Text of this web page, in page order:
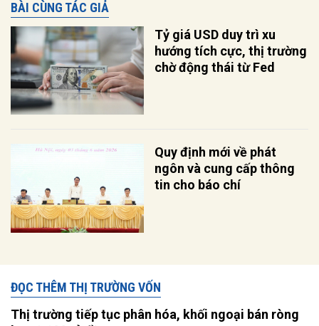
BÀI CÙNG TÁC GIẢ
Tỷ giá USD duy trì xu
hướng tích cực, thị trường
chờ động thái từ Fed
Quy định mới về phát
ngôn và cung cấp thông
tin cho báo chí
ĐỌC THÊM THỊ TRƯỜNG VỐN
Thị trường tiếp tục phân hóa, khối ngoại bán ròng